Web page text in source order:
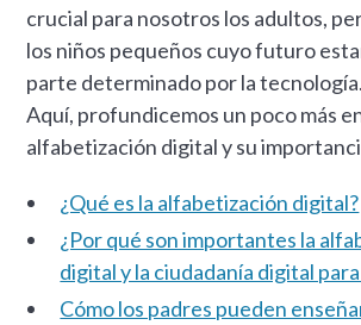
crucial para nosotros los adultos,
los niños pequeños cuyo futuro
parte determinado por la tecnología.
Aquí, profundicemos un poco más
alfabetización digital y su
¿Qué es la alfabetización digital?
¿Por qué son importantes la
digital y la ciudadanía digital
Cómo los padres pueden